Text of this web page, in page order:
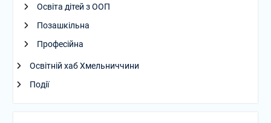
Освіта дітей з ООП
Позашкільна
Професійна
Освітній хаб Хмельниччини
Події